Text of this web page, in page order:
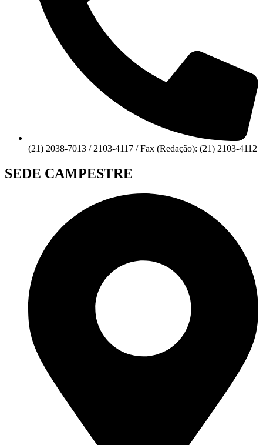
(21) 2038-7013 / 2103-4117 / Fax (Redação): (21) 2103-4112
SEDE CAMPESTRE